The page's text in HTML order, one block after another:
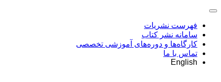
فهرست نشریات
سامانه نشر کتاب
کارگاه‌ها و دوره‌های آموزشی تخصصی
تماس با ما
English